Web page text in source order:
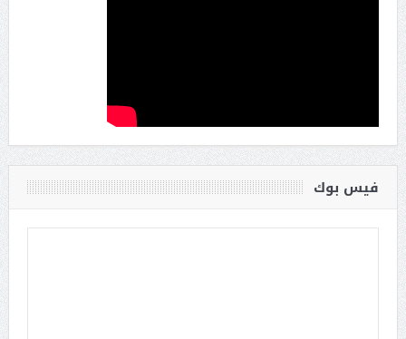
فيس بوك